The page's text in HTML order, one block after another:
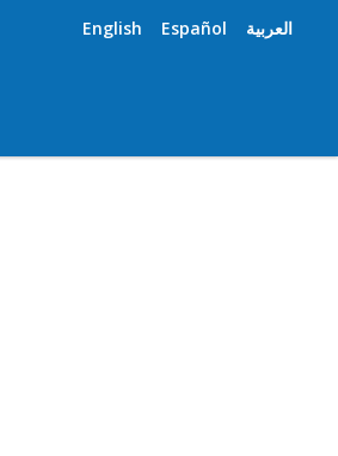
English Español العربية